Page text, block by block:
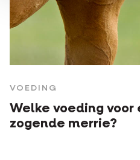
VOEDING
Welke voeding
zogende merrie?